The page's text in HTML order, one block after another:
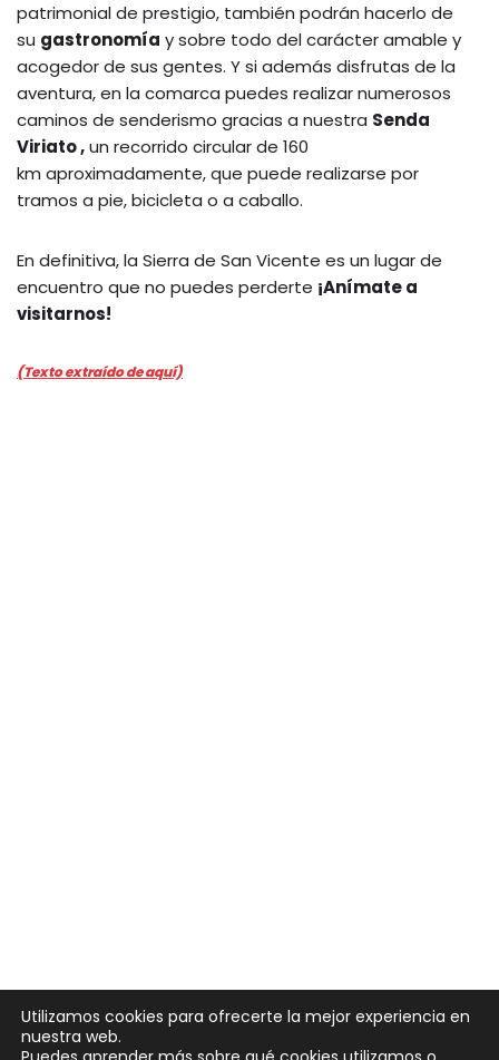
patrimonial de prestigio, también podrán hacerlo de
su gastronomía y sobre todo del carácter amable y
acogedor de sus gentes. Y si además disfrutas de la
aventura, en la comarca puedes realizar numerosos
caminos de senderismo gracias a nuestra Senda
Viriato ,un recorrido circular de 160
km aproximadamente, que puede realizarse por
tramos a pie, bicicleta o a caballo.
En definitiva, la Sierra de San Vicente es un lugar de
encuentro que no puedes perderte ¡Anímate a
visitarnos!
(Texto extraído de aquí)
Utilizamos cookies para ofrecerte la mejor experiencia en
nuestra web.